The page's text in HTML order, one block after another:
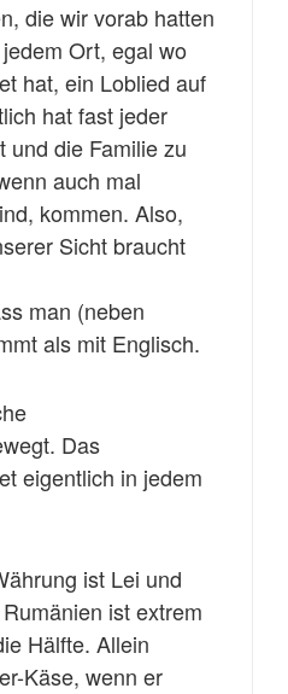
die wir vorab hatten
Ort, egal wo
hat, ein Loblied auf
hat fast jeder
und die Familie zu
auch mal
kommen. Also,
Sicht braucht
man (neben
als mit Englisch.
Das
eigentlich in jedem
ist Lei und
ist extrem
Hälfte. Allein
Käse, wenn er